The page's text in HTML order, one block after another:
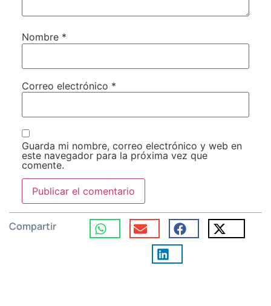
Nombre *
Correo electrónico *
Guarda mi nombre, correo electrónico y web en
este navegador para la próxima vez que
comente.
Compartir